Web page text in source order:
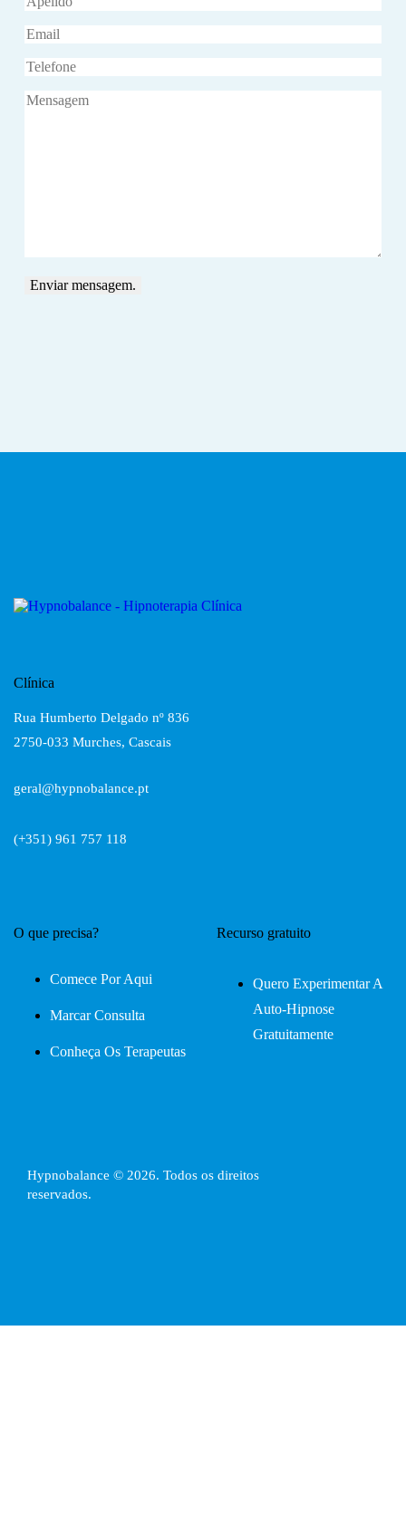
Clínica
Rua Humberto Delgado nº 836
2750-033 Murches, Cascais
geral@hypnobalance.pt
(+351) 961 757 118
O que precisa?
Comece Por Aqui
Marcar Consulta
Conheça Os Terapeutas
Recurso gratuito
Quero Experimentar A
Auto-Hipnose
Gratuitamente
Hypnobalance © 2026. Todos os direitos
reservados.